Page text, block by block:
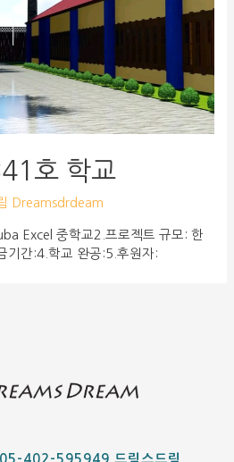
호 학교
Dreamsdrdeam
Excel 중학교2.프로젝트 규모: 한
기간:4.학교 완공:5.후원자:
402-595949 드림스드림